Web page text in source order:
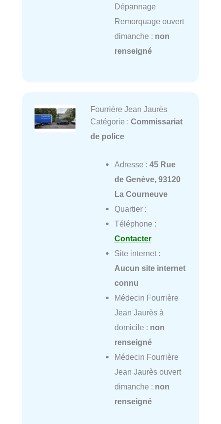
Dépannage
Remorquage ouvert
dimanche : non
renseigné
Fourrière Jean Jaurès
Catégorie : Commissariat
de police
Adresse : 45 Rue
de Genève, 93120
La Courneuve
Quartier :
Téléphone :
Contacter
Site internet :
Aucun site internet
connu
Médecin Fourrière
Jean Jaurès à
domicile : non
renseigné
Médecin Fourrière
Jean Jaurès ouvert
dimanche : non
renseigné